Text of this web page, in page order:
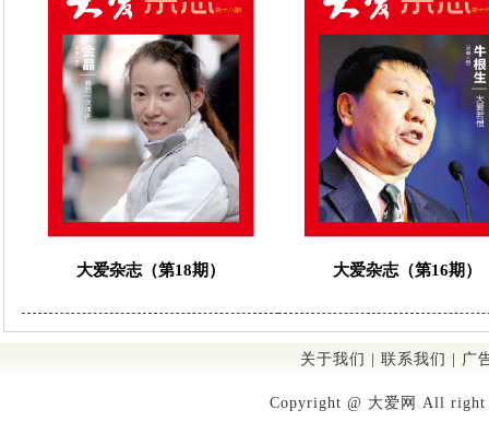
大爱杂志（第18期） 大爱杂志（第16期）
关于我们 联系我们 广
Copyright @ 大爱网 All right